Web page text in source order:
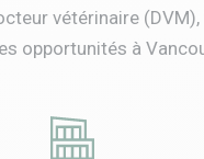
vétérinaire
opportunités à